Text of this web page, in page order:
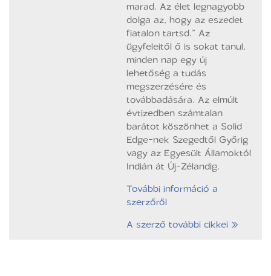
marad. Az élet legnagyobb
dolga az, hogy az eszedet
fiatalon tartsd.” Az
ügyfeleitől ő is sokat tanul,
minden nap egy új
lehetőség a tudás
megszerzésére és
továbbadására. Az elmúlt
évtizedben számtalan
barátot köszönhet a Solid
Edge-nek Szegedtől Győrig
vagy az Egyesült Államoktól
Indián át Új-Zélandig.
További információ a
szerzőről
A szerző további cikkei »